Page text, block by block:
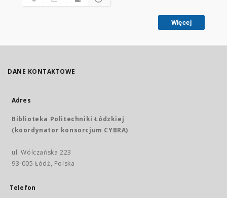
Więcej
DANE KONTAKTOWE
Adres
Biblioteka Politechniki Łódzkiej
(koordynator konsorcjum CYBRA)
ul. Wólczańska 223
93-005 Łódź, Polska
Telefon